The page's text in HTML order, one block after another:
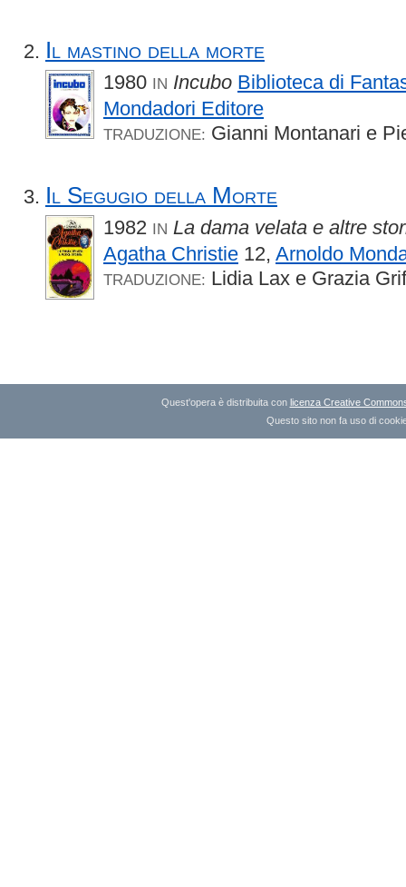
Il mastino della morte
1980 IN Incubo Biblioteca di
Mondadori Editore
TRADUZIONE: Gianni Montanari e
Il Segugio della Morte
1982 IN La dama velata e altre
Agatha Christie 12, Arnoldo
TRADUZIONE: Lidia Lax e Grazia
Quest'opera è distribuita con licenza Creative
Questo sito non fa uso di